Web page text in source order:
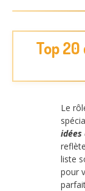
Top
Le
idées
liste
pour